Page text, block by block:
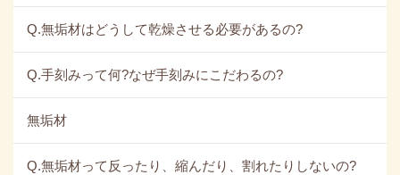
Q.無垢材はどうして乾燥させる必要があるの?
Q.手刻みって何?なぜ手刻みにこだわるの?
無垢材
Q.無垢材って反ったり、縮んだり、割れたりしないの?